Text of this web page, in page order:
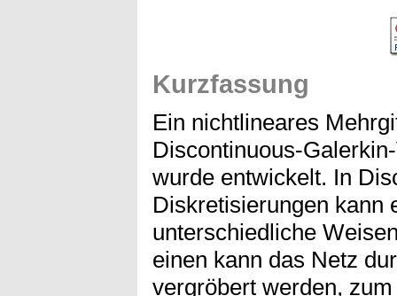
Kurzfassung
Ein nichtlineares
Discontinuous-
wurde entwickelt. In
Diskretisierungen kann
unterschiedliche
einen kann das Netz
vergröbert werden,